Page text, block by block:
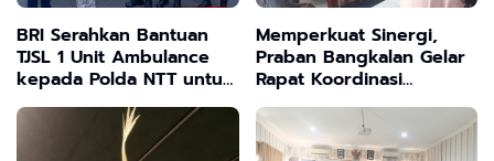
BRI Serahkan Bantuan
TJSL 1 Unit Ambulance
kepada Polda NTT untuk
Dukung Layanan
Kesehatan Masyarakat
Memperkuat Sinergi,
Praban Bangkalan Gelar
Rapat Koordinasi
Penguatan Anggota
Tingkat Kecamatan dan
Desa